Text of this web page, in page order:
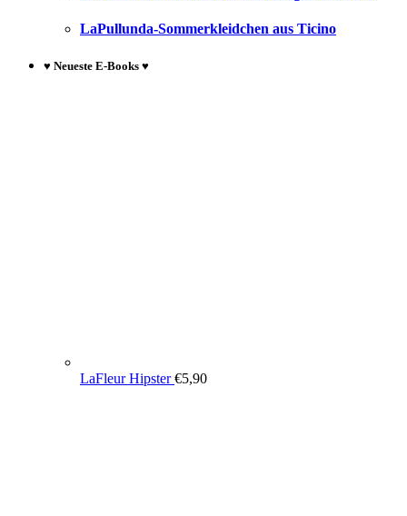
LaPullunda-Sommerkleidchen aus Ticino
♥ Neueste E-Books ♥
LaFleur Hipster €5,90